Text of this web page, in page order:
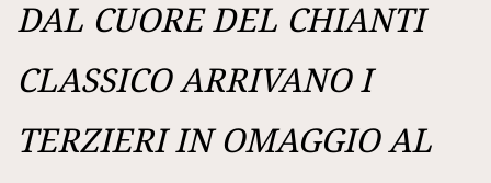
DAL CUORE DEL CHIANTI
CLASSICO ARRIVANO I
TERZIERI IN OMAGGIO AL